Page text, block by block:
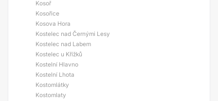
Kosoř
Kosořice
Kosova Hora
Kostelec nad Černými Lesy
Kostelec nad Labem
Kostelec u Křížků
Kostelní Hlavno
Kostelní Lhota
Kostomlátky
Kostomlaty